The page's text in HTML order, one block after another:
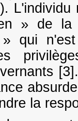
» de la
» qui
la